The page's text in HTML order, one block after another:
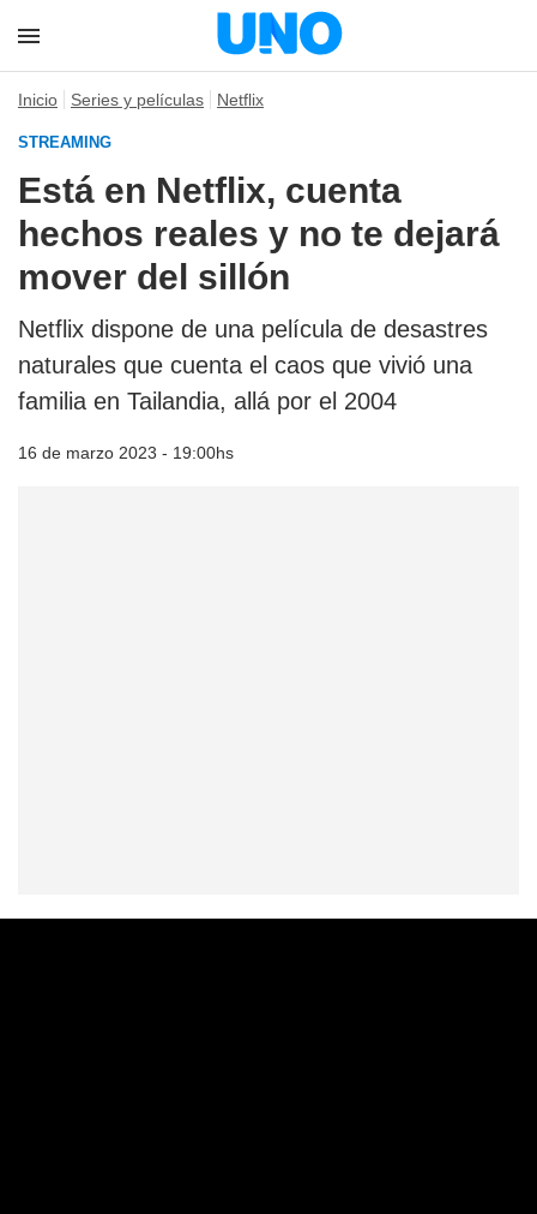
Inicio Series y películas Netflix
STREAMING
Está en Netflix, cuenta
hechos reales y no te dejará
mover del sillón
Netflix dispone de una película de desastres
naturales que cuenta el caos que vivió una
familia en Tailandia, allá por el 2004
16 de marzo 2023 - 19:00hs